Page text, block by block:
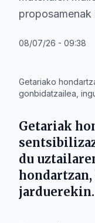
proposamenak
08/07/26 - 09:38
Getariako
gonbidatzailea,
Getariak
du
jarduerekin.